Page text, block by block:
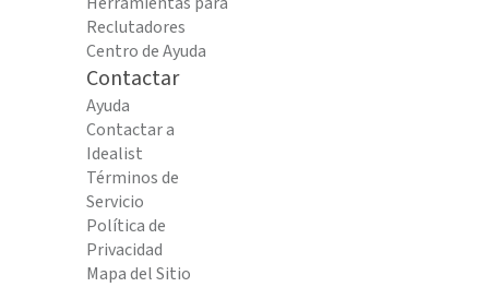
Reclutadores
Centro de Ayuda
Contactar
Ayuda
Contactar a
Idealist
Términos de
Servicio
Política de
Privacidad
Mapa del Sitio